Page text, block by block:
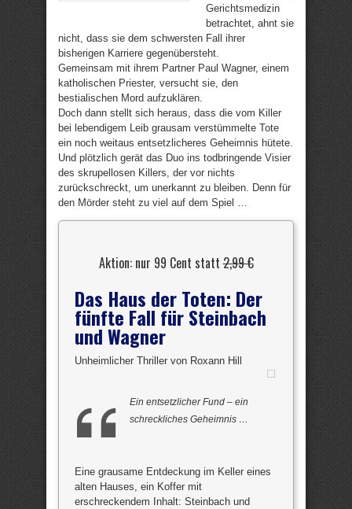
Gerichtsmedizin
betrachtet, ahnt sie
nicht, dass sie dem schwersten Fall ihrer
bisherigen Karriere gegenübersteht.
Gemeinsam mit ihrem Partner Paul Wagner, einem
katholischen Priester, versucht sie, den
bestialischen Mord aufzuklären.
Doch dann stellt sich heraus, dass die vom Killer
bei lebendigem Leib grausam verstümmelte Tote
ein noch weitaus entsetzlicheres Geheimnis hütete.
Und plötzlich gerät das Duo ins todbringende Visier
des skrupellosen Killers, der vor nichts
zurückschreckt, um unerkannt zu bleiben. Denn für
den Mörder steht zu viel auf dem Spiel …
Aktion: nur 99 Cent statt2,99 €
Das Haus der Toten: Der
fünfte Fall für Steinbach
und Wagner
Unheimlicher Thriller von Roxann Hill
Ein entsetzlicher Fund – ein
schreckliches Geheimnis …
Eine grausame Entdeckung im Keller eines
alten Hauses, ein Koffer mit
erschreckendem Inhalt: Steinbach und